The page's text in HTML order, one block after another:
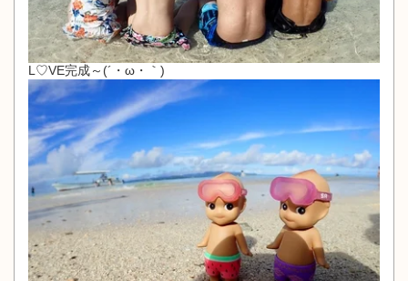
L♡VE完成～(´・ω・｀)